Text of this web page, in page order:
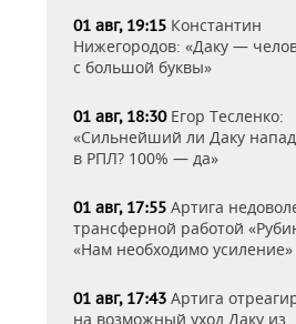
01 авг, 19:15 Константин
Нижегородов: «Даку —
с большой буквы»
01 авг, 18:30Егор Тесленко:
«Сильнейший ли Даку
в РПЛ? 100% — да»
01 авг, 17:55 Артига
трансферной работой
«Нам необходимо усиление»
01 авг, 17:43 Артига
на возможный уход Даку из